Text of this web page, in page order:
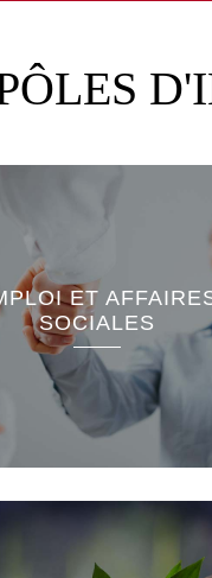
ET
SOCIALES
Accès à l’information et
liberté de presse
Instances
constitutionnelles
Gouvernance locale